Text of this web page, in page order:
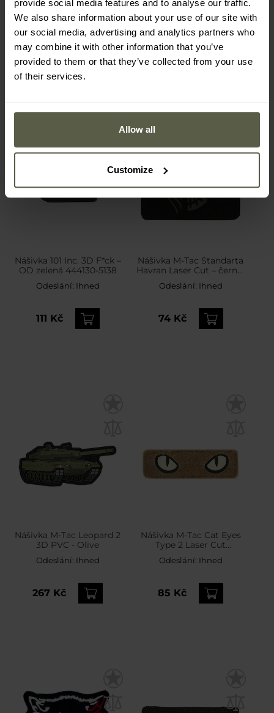
provide social media features and to analyse our traffic.
We also share information about your use of our site with
our social media, advertising and analytics partners who
may combine it with other information that you’ve
provided to them or that they’ve collected from your use
of their services.
Allow all
Customize
230 Kč
Odeslání:
57 Kč
Nášivka 101 Inc. 3D F*ck –
OD zelená 444130-5138
Odeslání: Ihned
111 Kč
Nášivka M-Tac Standarta
Havran Laser Cut – černá/
šedá
Odeslání: Ihned
74 Kč
Nášivka M-Tac Leopard 2
3D PVC - Olive
Odeslání: Ihned
267 Kč
Nášivka M-Tac Cat Eyes
Type 2 Laser Cut
fluorescenční - Coyote
Odeslání: Ihned
85 Kč